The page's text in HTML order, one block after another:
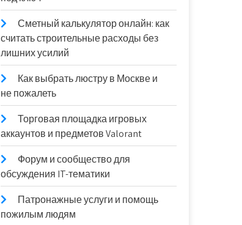
Сметный калькулятор онлайн: как
считать строительные расходы без
лишних усилий
Как выбрать люстру в Москве и
не пожалеть
Торговая площадка игровых
аккаунтов и предметов Valorant
Форум и сообщество для
обсуждения IT-тематики
Патронажные услуги и помощь
пожилым людям